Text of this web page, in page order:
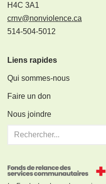
H4C 3A1
crnv@nonviolence.ca
514-504-5012
Liens rapides
Qui sommes-nous
Faire un don
Nous joindre